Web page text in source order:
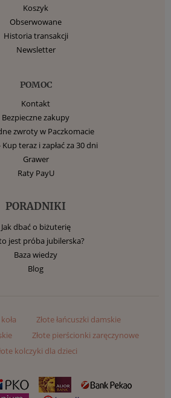
Koszyk
Obserwowane
Historia transakcji
Newsletter
POMOC
Kontakt
Bezpieczne zakupy
zwroty w Paczkomacie
Kup teraz i zapłać za 30 dni
Grawer
Raty PayU
PORADNIKI
Jak dbać o biżuterię
jest próba jubilerska?
Baza wiedzy
Blog
Złote łańcuszki damskie
Złote pierścionki zaręczynowe
kolczyki dla dzieci